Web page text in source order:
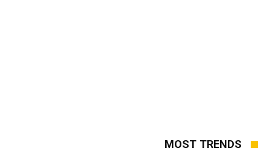
MOST TRENDS